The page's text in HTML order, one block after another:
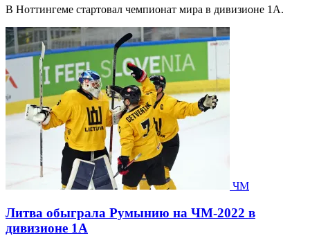
В Ноттингеме стартовал чемпионат мира в дивизионе 1А.
ЧМ
Литва обыграла Румынию на ЧМ-2022 в
дивизионе 1А